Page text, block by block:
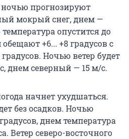
ночью прогнозируют
мокрый снег, днем —
опустится до
+6... +8 градусов с
Ночью ветер будет
днем северный — 15 м/с.
начнет ухудшаться.
без осадков. Ночью
днем температура
Ветер северо-восточного